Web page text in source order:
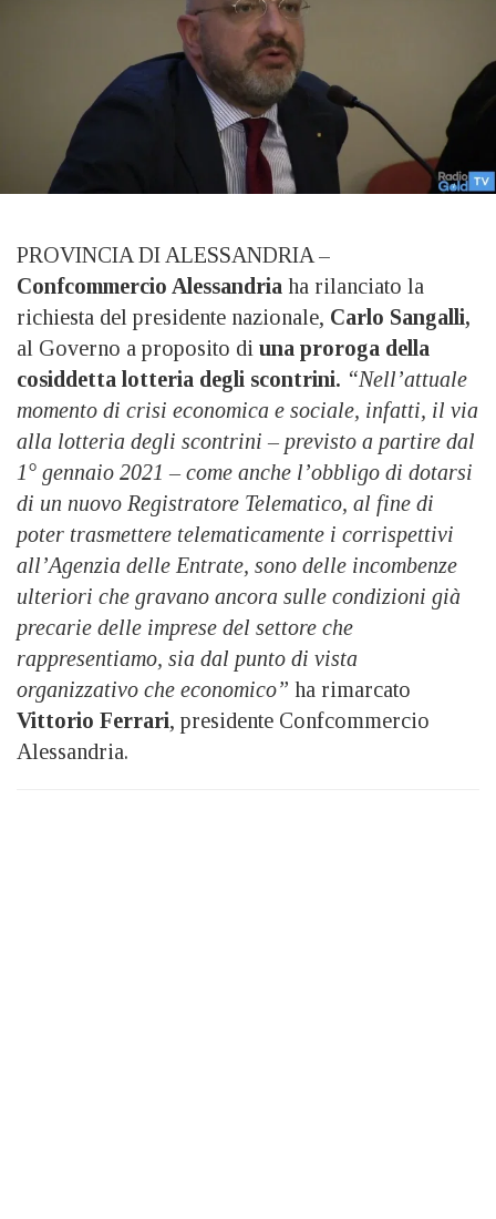
PROVINCIA DI ALESSANDRIA –
Confcommercio Alessandria ha rilanciato la
richiesta del presidente nazionale, Carlo Sangalli,
al Governo a proposito di una proroga della
cosiddetta lotteria degli scontrini. “Nell’attuale
momento di crisi economica e sociale, infatti, il via
alla lotteria degli scontrini – previsto a partire dal
1° gennaio 2021 – come anche l’obbligo di dotarsi
di un nuovo Registratore Telematico, al fine di
poter trasmettere telematicamente i corrispettivi
all’Agenzia delle Entrate, sono delle incombenze
ulteriori che gravano ancora sulle condizioni già
precarie delle imprese del settore che
rappresentiamo, sia dal punto di vista
organizzativo che economico” ha rimarcato
Vittorio Ferrari, presidente Confcommercio
Alessandria.